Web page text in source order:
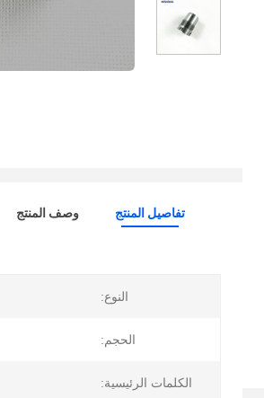
تفاصيل المنتج وصف المنتج
النوع:
الحجم:
الكلمات الرئيسية: